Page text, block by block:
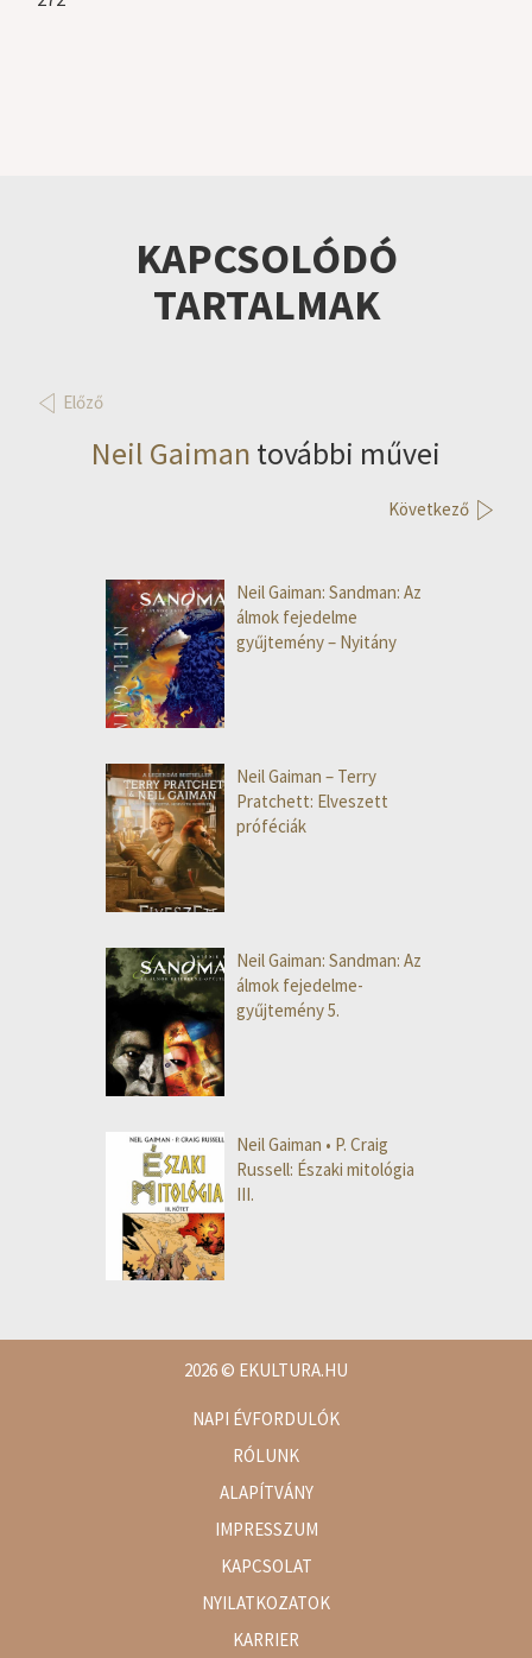
KAPCSOLÓDÓ
TARTALMAK
Előző
Neil Gaiman további művei
Következő
Neil Gaiman: Sandman: Az
álmok fejedelme
gyűjtemény – Nyitány
Neil Gaiman – Terry
Pratchett: Elveszett
próféciák
Neil Gaiman: Sandman: Az
álmok fejedelme-
gyűjtemény 5.
Neil Gaiman • P. Craig
Russell: Északi mitológia
III.
2026© EKULTURA.HU
NAPI ÉVFORDULÓK
RÓLUNK
ALAPÍTVÁNY
IMPRESSZUM
KAPCSOLAT
NYILATKOZATOK
KARRIER